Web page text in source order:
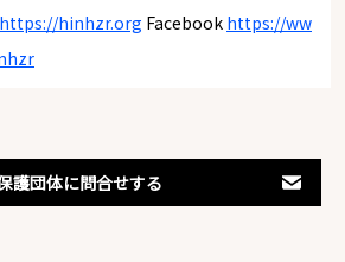
https://hinhzr.org Facebook https://ww
護団体に問合せする